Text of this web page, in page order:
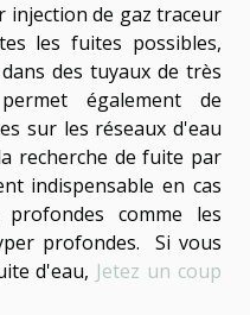
injection de gaz traceur
les fuites possibles,
des tuyaux de très
également de
sur les réseaux d'eau
recherche de fuite par
indispensable en cas
comme les
profondes. Si vous
d'eau, Jetez un coup